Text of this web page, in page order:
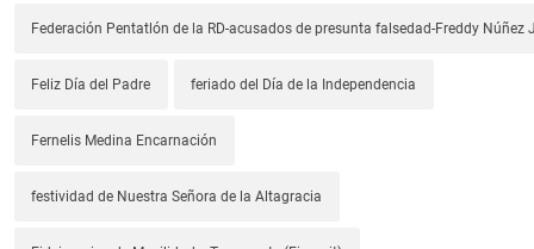
Federación Pentatlón de la RD-acusados de presunta falsedad-Freddy Núñez
Feliz Día del Padre feriado del Día de la Independencia
Fernelis Medina Encarnación
festividad de Nuestra Señora de la Altagracia